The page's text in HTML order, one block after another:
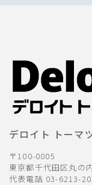
デロイト トーマ
〒100-0005
東京都千代田区丸の
代表電話 03-6213-